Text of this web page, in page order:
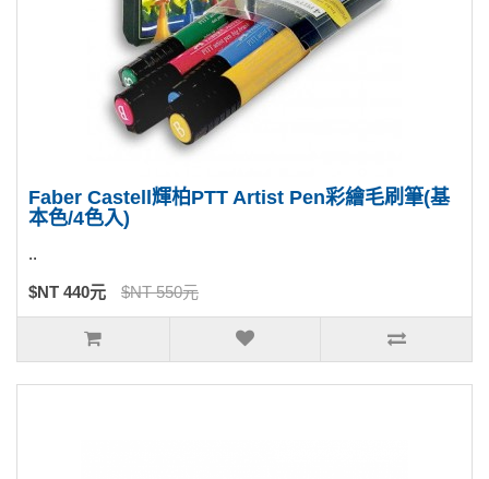
Faber Castell輝柏PTT Artist Pen彩繪毛刷筆(基
本色/4色入)
..
$NT 440元 $NT 550元